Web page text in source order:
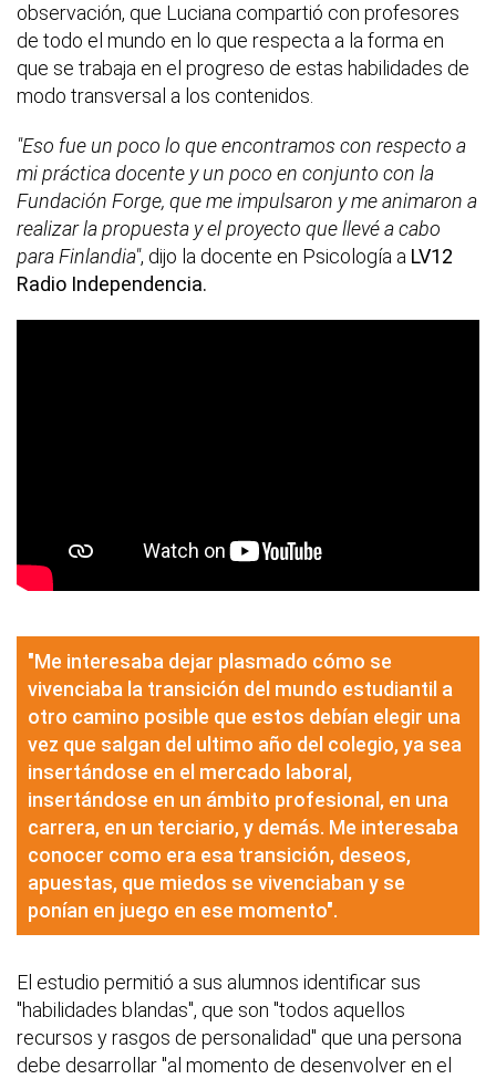
observación, que Luciana compartió con profesores
de todo el mundo en lo que respecta a la forma en
que se trabaja en el progreso de estas habilidades de
modo transversal a los contenidos.
"Eso fue un poco lo que encontramos con respecto a
mi práctica docente y un poco en conjunto con la
Fundación Forge, que me impulsaron y me animaron a
realizar la propuesta y el proyecto que llevé a cabo
para Finlandia", dijo la docente en Psicología a LV12
Radio Independencia.
"Me interesaba dejar plasmado cómo se
vivenciaba la transición del mundo estudiantil a
otro camino posible que estos debían elegir una
vez que salgan del ultimo año del colegio, ya sea
insertándose en el mercado laboral,
insertándose en un ámbito profesional, en una
carrera, en un terciario, y demás. Me interesaba
conocer como era esa transición, deseos,
apuestas, que miedos se vivenciaban y se
ponían en juego en ese momento".
El estudio permitió a sus alumnos identificar sus
"habilidades blandas", que son "todos aquellos
recursos y rasgos de personalidad" que una persona
debe desarrollar "al momento de desenvolver en el